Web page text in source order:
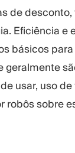
de
Eficiência e
básicos
usar, uso
robôs sobre